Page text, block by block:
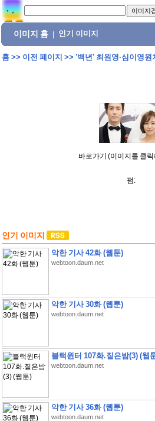
이미지 홈 인기 이미지
홈>> 이전 페이지 >> '백년' 최원영·심이영원
바로가기 (이미지를 클
펌:
인기 이미지
악한 기사 42화 (웹툰)
webtoon.daum.net
악한 기사 30화 (웹툰)
webtoon.daum.net
블랙윈터 107화.짙은밤(3) (웹
webtoon.daum.net
악한 기사 36화 (웹툰)
webtoon.daum.net